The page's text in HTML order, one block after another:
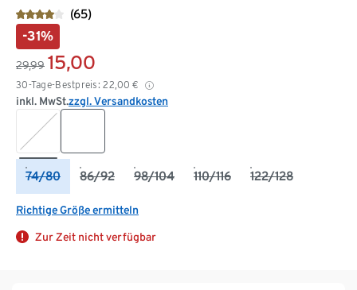
(65)
-31%
29,99 15,00
30-Tage-Bestpreis: 22,00 €
inkl. MwSt.zzgl. Versandkosten
74/80 86/92 98/104 110/116 122/128
Richtige Größe ermitteln
Zur Zeit nicht verfügbar